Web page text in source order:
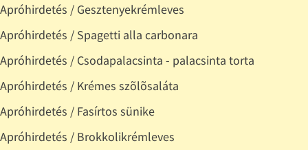
Apróhirdetés / Gesztenyekrémleves
Apróhirdetés / Spagetti alla carbonara
Apróhirdetés / Csodapalacsinta - palacsinta torta
Apróhirdetés / Krémes szõlõsaláta
Apróhirdetés / Fasírtos sünike
Apróhirdetés / Brokkolikrémleves